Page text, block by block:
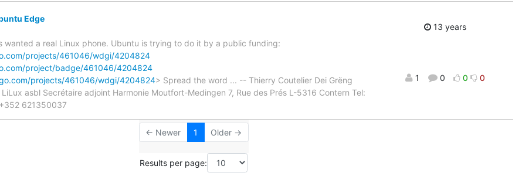
Edge
wanted a real Linux phone. Ubuntu is trying to do it by a public funding:
projects/461046/wdgi/4204824
project/badge/461046/4204824
projects/461046/wdgi/4204824> Spread the word ... -- Thierry Coutelier Dei Grëng
LiLux asbl Secrétaire adjoint Harmonie Moutfort-Medingen 7, Rue des Prés L-5316 Contern Tel:
621350037
13 years
1 0 0 0
← Newer 1 Older →
Results per page: